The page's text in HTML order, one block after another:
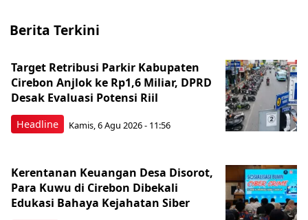
Berita Terkini
Headline
Target Retribusi Parkir Kabupaten
Cirebon Anjlok ke Rp1,6 Miliar, DPRD
Desak Evaluasi Potensi Riil
Kamis, 6 Agu 2026 - 11:56
Kerentanan Keuangan Desa Disorot,
Para Kuwu di Cirebon Dibekali
Edukasi Bahaya Kejahatan Siber